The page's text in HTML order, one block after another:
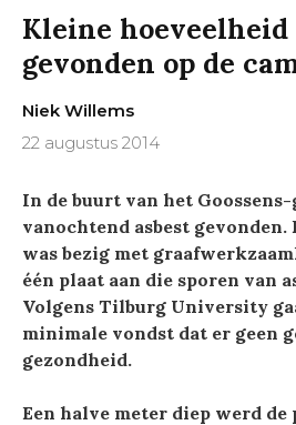
Kleine hoeveelheid
gevonden op de
Niek Willems
22 augustus 2014
In de buurt van het
vanochtend asbest gevonden.
was bezig met
één plaat aan die sporen van
Volgens Tilburg University
minimale vondst dat er geen
gezondheid.
Een halve meter diep werd